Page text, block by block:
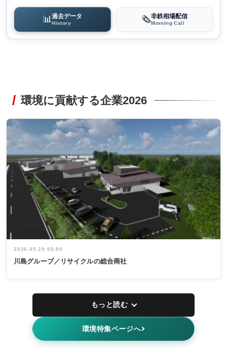
📊過去データ
History 🗞️非鉄相場配信
Morning Call
環境に貢献する企業2026
2026.05.29 05:00
川島グループ／リサイクルの総合商社
もっと読む
環境特集ページへ